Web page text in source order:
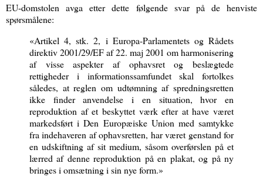
EU-domstolen avga etter dette følgende svar på de henviste
spørsmålene:
«Artikel 4, stk. 2, i Europa-Parlamentets og Rådets
direktiv 2001/29/EF af 22. maj 2001 om harmonisering
af visse aspekter af ophavsret og beslægtede
rettigheder i informationssamfundet skal fortolkes
således, at reglen om udtømning af spredningsretten
ikke finder anvendelse i en situation, hvor en
reproduktion af et beskyttet værk efter at have været
markedsført i Den Europæiske Union med samtykke
fra indehaveren af ophavsretten, har været genstand for
en udskiftning af sit medium, såsom overførslen på et
lærred af denne reproduktion på en plakat, og på ny
bringes i omsætning i sin nye form.»